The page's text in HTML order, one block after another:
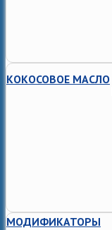
КОКОСОВОЕ МАСЛО
МОДИФИКАТОРЫ